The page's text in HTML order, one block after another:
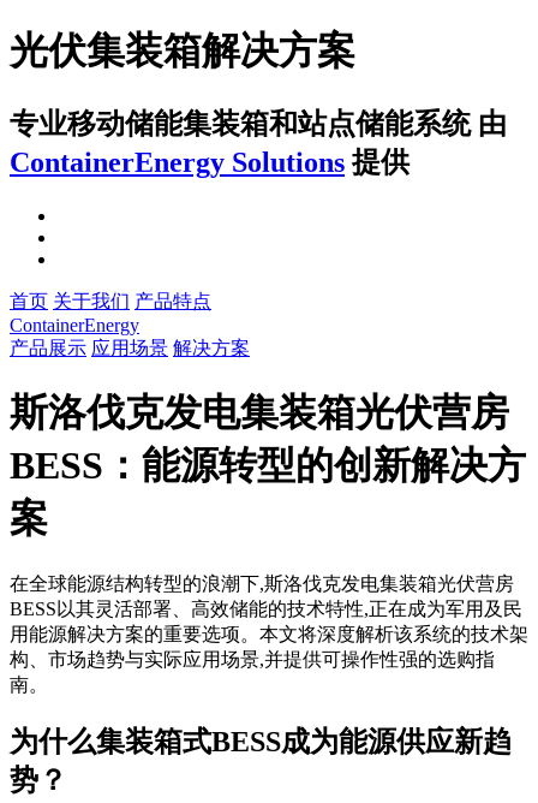
光伏集装箱解决方案
专业移动储能集装箱和站点储能系统 由
ContainerEnergy Solutions 提供
首页 关于我们 产品特点
ContainerEnergy
产品展示 应用场景 解决方案
斯洛伐克发电集装箱光伏营房
BESS：能源转型的创新解决方
案
在全球能源结构转型的浪潮下,斯洛伐克发电集装箱光伏营房
BESS以其灵活部署、高效储能的技术特性,正在成为军用及民
用能源解决方案的重要选项。本文将深度解析该系统的技术架
构、市场趋势与实际应用场景,并提供可操作性强的选购指
南。
为什么集装箱式BESS成为能源供应新趋
势？